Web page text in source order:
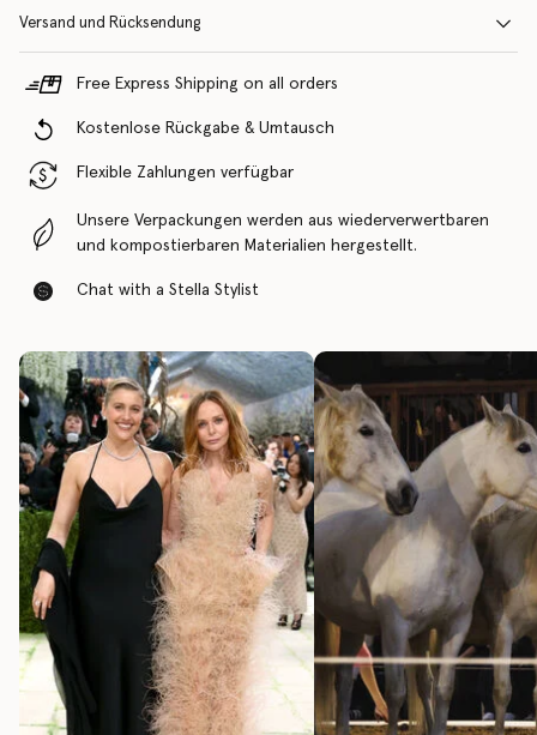
Versand und Rücksendung
Free Express Shipping on all orders
Kostenlose Rückgabe & Umtausch
Flexible Zahlungen verfügbar
Unsere Verpackungen werden aus wiederverwertbaren
und kompostierbaren Materialien hergestellt.
Chat with a Stella Stylist